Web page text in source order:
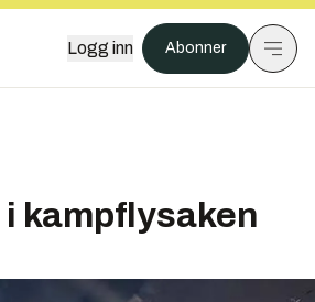
Logg inn Abonner
kampflysaken